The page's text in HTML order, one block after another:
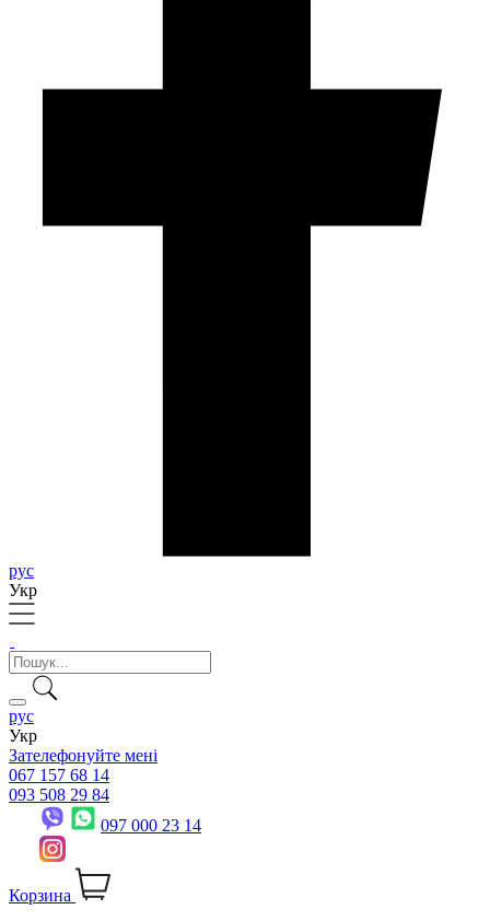
рус
Укр
рус
Укр
Зателефонуйте мені
067 157 68 14
093 508 29 84
097 000 23 14
Корзина